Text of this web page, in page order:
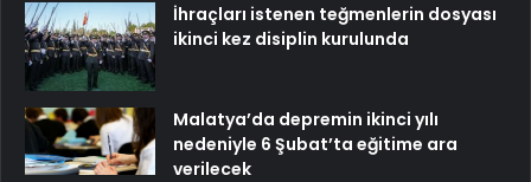
İhraçları istenen teğmenlerin dosyası
ikinci kez disiplin kurulunda
Malatya’da depremin ikinci yılı
nedeniyle 6 Şubat’ta eğitime ara
verilecek